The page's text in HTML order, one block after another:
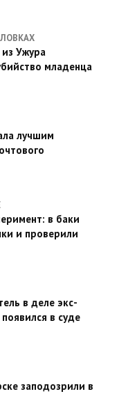
Ужура
младенца
лучшим
в баки
и проверили
в деле экс-
в суде
заподозрили в